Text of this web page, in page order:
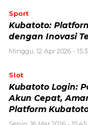
Sport
Kubatoto:
dengan Inovasi
Minggu, 12 Apr 2026 -
Slot
Kubatoto Login:
Akun Cepat,
Platform